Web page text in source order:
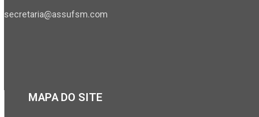
secretaria@assufsm.com
MAPA DO SITE